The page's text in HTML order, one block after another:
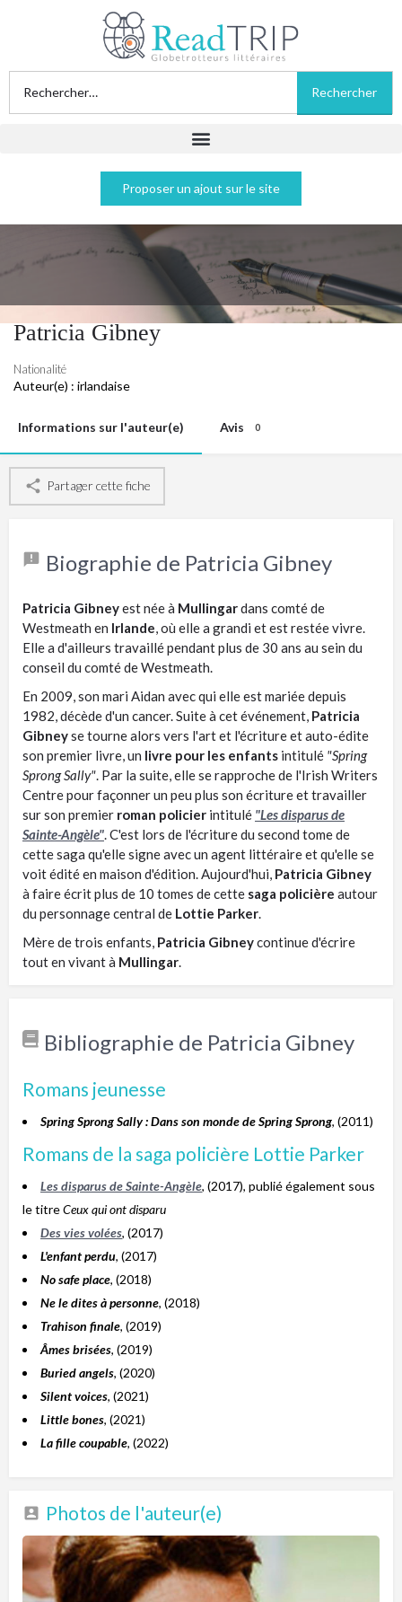
Proposer un ajout sur le site
Patricia Gibney
Nationalité
Auteur(e) : irlandaise
Informations sur l'auteur(e) Avis 0
Partager cette fiche
Biographie de Patricia Gibney
Patricia Gibneyest née à Mullingardans comté de
Westmeath en Irlande , où elle a grandi et est restée vivre.
Elle a d'ailleurs travaillé pendant plus de 30 ans au sein du
conseil du comté de Westmeath.
En 2009, son mari Aidan avec qui elle est mariée depuis
1982, décède d'un cancer. Suite à cet événement, Patricia
Gibneyse tourne alors vers l'art et l'écriture et auto-édite
son premier livre, un livre pour les enfants intitulé "Spring
Sprong Sally" . Par la suite, elle se rapproche de l'Irish Writers
Centre pour façonner un peu plus son écriture et travailler
sur son premier roman policier intitulé "Les disparus de
Sainte-Angèle" . C'est lors de l'écriture du second tome de
cette saga qu'elle signe avec un agent littéraire et qu'elle se
voit édité en maison d'édition. Aujourd'hui, Patricia Gibney
à faire écrit plus de 10 tomes de cette saga policière autour
du personnage central de Lottie Parker
Mère de trois enfants, Patricia Gibneycontinue d'écrire
tout en vivant à Mullingar
Bibliographie de Patricia Gibney
Romans jeunesse
Spring Sprong Sally : Dans son monde de Spring Sprong, (2011)
Romans de la saga policière Lottie Parker
Les disparus de Sainte-Angèle, (2017), publié également sous
le titreCeux qui ont disparu
Des vies volées, (2017)
L'enfant perdu, (2017)
No safe place, (2018)
Ne le dites à personne, (2018)
Trahison finale, (2019)
Âmes brisées, (2019)
Buried angels, (2020)
Silent voices, (2021)
Little bones, (2021)
La fille coupable, (2022)
Photos de l'auteur(e)